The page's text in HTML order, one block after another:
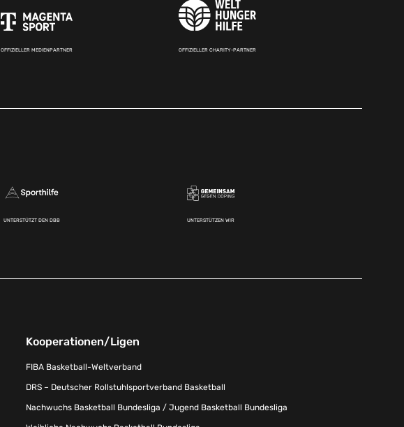
OFFIZIELLER MEDIENPARTNER OFFIZIELLER CHARITY-PARTNER
UNTERSTÜTZT DEN DBB UNTERSTÜTZEN WIR
Kooperationen/Ligen
FIBA Basketball-Weltverband
DRS – Deutscher Rollstuhlsportverband Basketball
Nachwuchs Basketball Bundesliga / Jugend Basketball Bundesliga